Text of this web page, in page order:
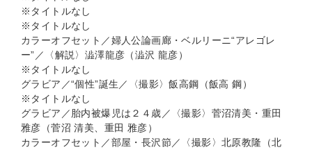
※タイトルなし
※タイトルなし
カラーオフセット／婦人公論画廊・ベルリーニ“アレゴレ
ー”／〈解説〉澁澤龍彦（澁沢 龍彦）
※タイトルなし
グラビア／“個性”誕生／〈撮影〉飯高鋼（飯高 鋼）
※タイトルなし
グラビア／胎内被爆児は２４歳／〈撮影〉菅沼清美・重田
雅彦（菅沼 清美、重田 雅彦）
カラーオフセット／部屋・長沢節／〈撮影〉北原教隆（北